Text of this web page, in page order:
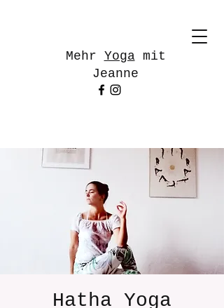
Mehr Yogamit
Jeanne
Hatha Yoga